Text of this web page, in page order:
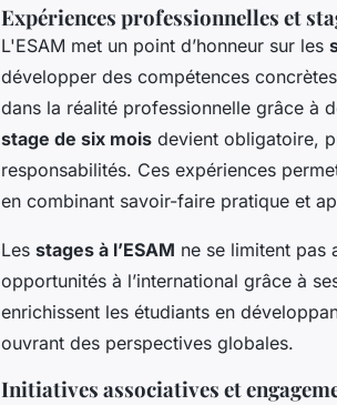
Expériences professionnelles et
L'ESAM met un point d’honneur sur les
développer des compétences
dans la réalité professionnelle grâce à
stage de six mois devient obligatoire,
responsabilités. Ces expériences
en combinant savoir-faire pratique et
Les stages à l’ESAM ne se limitent pas
opportunités à l’international grâce à
enrichissent les étudiants en
ouvrant des perspectives globales.
Initiatives associatives et